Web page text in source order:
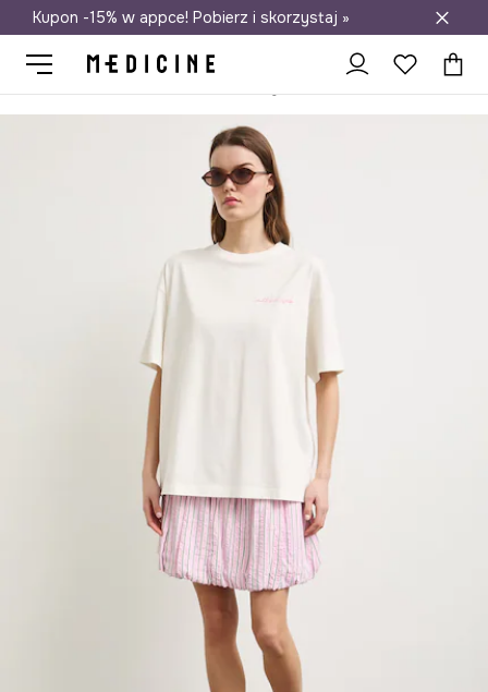
Darmowa dostawa do salonów
Kupon -15% w appce! Pobierz i skorzystaj »